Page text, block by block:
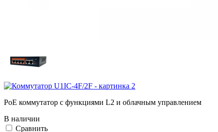
PoE коммутатор с функциями L2 и облачным управлением
В наличии
Cравнить